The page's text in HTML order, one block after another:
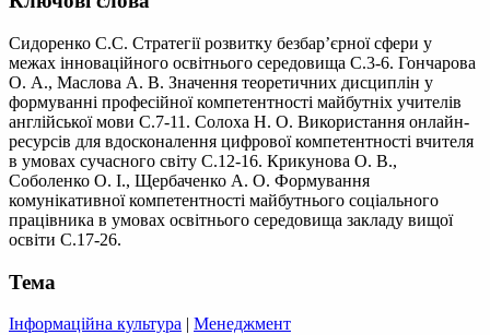
Сидоренко С.С. Стратегії розвитку безбар’єрної сфери у
межах інноваційного освітнього середовища С.3-6. Гончарова
О. А., Маслова А. В. Значення теоретичних дисциплін у
формуванні професійної компетентності майбутніх учителів
англійської мови С.7-11. Солоха Н. О. Використання онлайн-
ресурсів для вдосконалення цифрової компетентності вчителя
в умовах сучасного світу С.12-16. Крикунова О. В.,
Соболенко О. І., Щербаченко А. О. Формування
комунікативної компетентності майбутнього соціального
працівника в умовах освітнього середовища закладу вищої
освіти С.17-26.
Тема
Інформаційна культура | Менеджмент